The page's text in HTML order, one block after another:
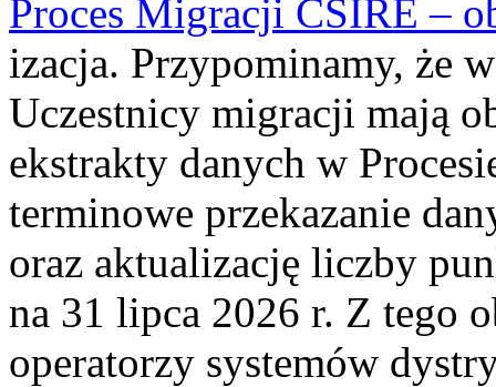
Proces Migracji CSIRE –
izacja. Przypominamy, że
Uczestnicy migracji mają
ekstrakty danych w
terminowe przekazanie
oraz aktualizację liczby
na 31 lipca 2026 r. Z tego
operatorzy systemów